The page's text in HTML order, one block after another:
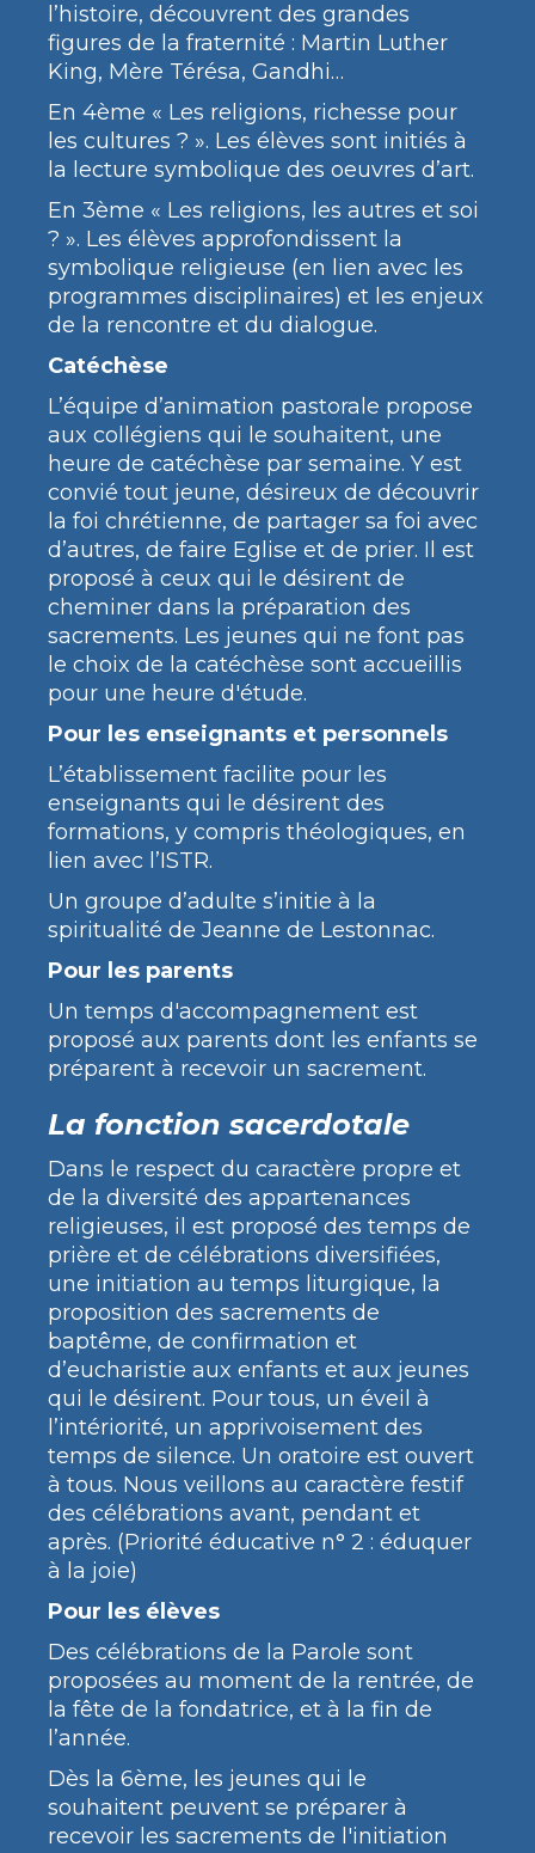
l’histoire, découvrent des grandes
figures de la fraternité : Martin Luther
King, Mère Térésa, Gandhi…
En 4ème « Les religions, richesse pour
les cultures ? ». Les élèves sont initiés à
la lecture symbolique des oeuvres d’art.
En 3ème « Les religions, les autres et soi
? ». Les élèves approfondissent la
symbolique religieuse (en lien avec les
programmes disciplinaires) et les enjeux
de la rencontre et du dialogue.
Catéchèse
L’équipe d’animation pastorale propose
aux collégiens qui le souhaitent, une
heure de catéchèse par semaine. Y est
convié tout jeune, désireux de découvrir
la foi chrétienne, de partager sa foi avec
d’autres, de faire Eglise et de prier. Il est
proposé à ceux qui le désirent de
cheminer dans la préparation des
sacrements. Les jeunes qui ne font pas
le choix de la catéchèse sont accueillis
pour une heure d'étude.
Pour les enseignants et personnels
L’établissement facilite pour les
enseignants qui le désirent des
formations, y compris théologiques, en
lien avec l’ISTR.
Un groupe d’adulte s’initie à la
spiritualité de Jeanne de Lestonnac.
Pour les parents
Un temps d'accompagnement est
proposé aux parents dont les enfants se
préparent à recevoir un sacrement.
La fonction sacerdotale
Dans le respect du caractère propre et
de la diversité des appartenances
religieuses, il est proposé des temps de
prière et de célébrations diversifiées,
une initiation au temps liturgique, la
proposition des sacrements de
baptême, de confirmation et
d’eucharistie aux enfants et aux jeunes
qui le désirent. Pour tous, un éveil à
l’intériorité, un apprivoisement des
temps de silence. Un oratoire est ouvert
à tous. Nous veillons au caractère festif
des célébrations avant, pendant et
après. (Priorité éducative n° 2 : éduquer
à la joie)
Pour les élèves
Des célébrations de la Parole sont
proposées au moment de la rentrée, de
la fête de la fondatrice, et à la fin de
l’année.
Dès la 6ème, les jeunes qui le
souhaitent peuvent se préparer à
recevoir les sacrements de l'initiation